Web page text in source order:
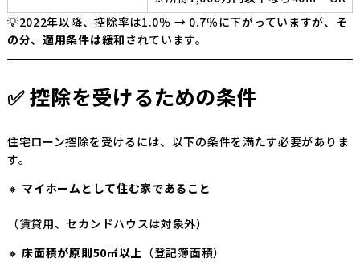
💡2022年以降、控除率は1.0％ → 0.7％に下がっていますが、 そ
の分、適用条件は緩和 されています。
✅ 控除を受けるための条件
住宅ローン控除を受けるには、以下の条件を満たす必要がありま
す。
🔸 マイホームとして住む家であること
（賃貸用、セカンドハウスは対象外）
🔸床面積が原則50㎡以上 （登記簿面積）